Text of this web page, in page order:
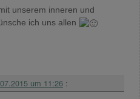
unserem inneren und
ich uns allen
um 11:26 :